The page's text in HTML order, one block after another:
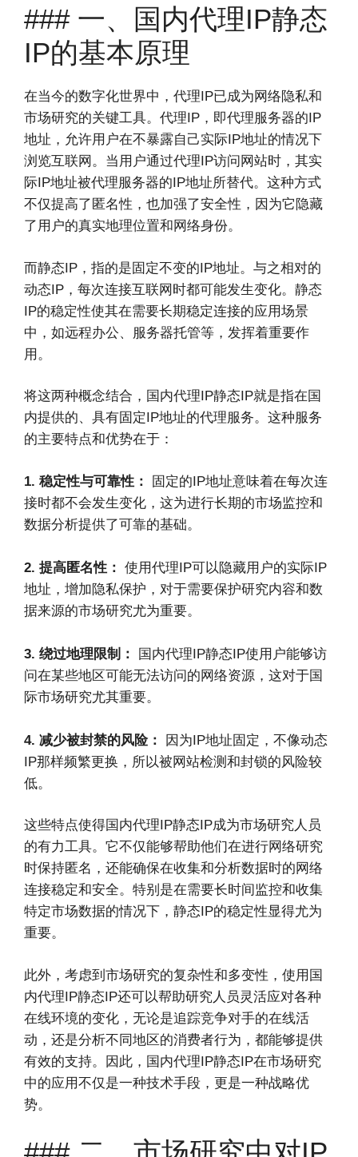
### 一、国内代理IP静态
IP的基本原理
在当今的数字化世界中，代理IP已成为网络隐私和
市场研究的关键工具。代理IP，即代理服务器的IP
地址，允许用户在不暴露自己实际IP地址的情况下
浏览互联网。当用户通过代理IP访问网站时，其实
际IP地址被代理服务器的IP地址所替代。这种方式
不仅提高了匿名性，也加强了安全性，因为它隐藏
了用户的真实地理位置和网络身份。
而静态IP，指的是固定不变的IP地址。与之相对的
动态IP，每次连接互联网时都可能发生变化。静态
IP的稳定性使其在需要长期稳定连接的应用场景
中，如远程办公、服务器托管等，发挥着重要作
用。
将这两种概念结合，国内代理IP静态IP就是指在国
内提供的、具有固定IP地址的代理服务。这种服务
的主要特点和优势在于：
1. 稳定性与可靠性：
固定的IP地址意味着在每次连
接时都不会发生变化，这为进行长期的市场监控和
数据分析提供了可靠的基础。
2. 提高匿名性： 使用代理IP可以隐藏用户的实际IP
地址，增加隐私保护，对于需要保护研究内容和数
据来源的市场研究尤为重要。
3. 绕过地理限制：
国内代理IP静态IP使用户能够访
问在某些地区可能无法访问的网络资源，这对于国
际市场研究尤其重要。
4. 减少被封禁的风险：
因为IP地址固定，不像动态
IP那样频繁更换，所以被网站检测和封锁的风险较
低。
这些特点使得国内代理IP静态IP成为市场研究人员
的有力工具。它不仅能够帮助他们在进行网络研究
时保持匿名，还能确保在收集和分析数据时的网络
连接稳定和安全。特别是在需要长时间监控和收集
特定市场数据的情况下，静态IP的稳定性显得尤为
重要。
此外，考虑到市场研究的复杂性和多变性，使用国
内代理IP静态IP还可以帮助研究人员灵活应对各种
在线环境的变化，无论是追踪竞争对手的在线活
动，还是分析不同地区的消费者行为，都能够提供
有效的支持。因此，国内代理IP静态IP在市场研究
中的应用不仅是一种技术手段，更是一种战略优
势。